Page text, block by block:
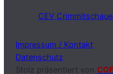
CEV
Impressum / Kontakt
Datenschutz
Stolz präsentiert von